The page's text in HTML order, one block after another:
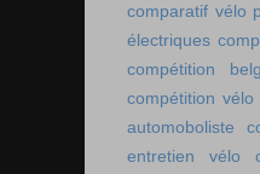
comparatif vélo
électriques
compétition
compétition vélo
automoboliste
entretien vélo